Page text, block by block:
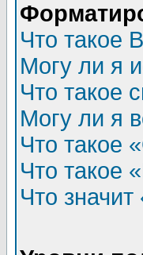
Что такое
Могу ли я
Что такое
Могу ли я
Что такое
Что такое
Что